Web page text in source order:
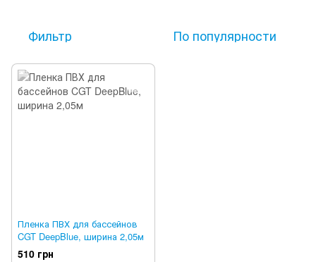
Фильтр По популярности
Пленка ПВХ для бассейнов
CGT DeepBlue, ширина 2,05м
510 грн